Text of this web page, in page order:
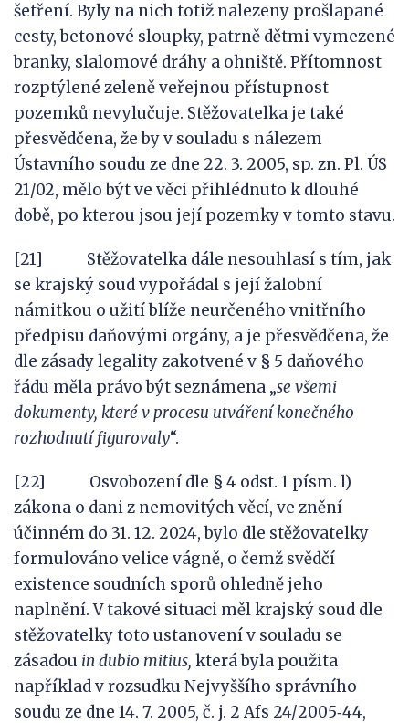
šetření. Byly na nich totiž nalezeny prošlapané
cesty, betonové sloupky, patrně dětmi vymezené
branky, slalomové dráhy a ohniště. Přítomnost
rozptýlené zeleně veřejnou přístupnost
pozemků nevylučuje. Stěžovatelka je také
přesvědčena, že by v souladu s nálezem
Ústavního soudu ze dne 22. 3. 2005, sp. zn. Pl. ÚS
21/02, mělo být ve věci přihlédnuto k dlouhé
době, po kterou jsou její pozemky v tomto stavu.
[21] Stěžovatelka dále nesouhlasí s tím, jak
se krajský soud vypořádal s její žalobní
námitkou o užití blíže neurčeného vnitřního
předpisu daňovými orgány, a je přesvědčena, že
dle zásady legality zakotvené v § 5 daňového
řádu měla právo být seznámena „se všemi
dokumenty, které vprocesu utváření konečného
rozhodnutí figurovaly“.
[22] Osvobození dle § 4 odst. 1 písm. l)
zákona o dani z nemovitých věcí, ve znění
účinném do 31. 12. 2024, bylo dle stěžovatelky
formulováno velice vágně, o čemž svědčí
existence soudních sporů ohledně jeho
naplnění. V takové situaci měl krajský soud dle
stěžovatelky toto ustanovení v souladu se
zásadou indubio mitius, která byla použita
například v rozsudku Nejvyššího správního
soudu ze dne 14. 7. 2005, č. j. 2 Afs 24/2005‑44,